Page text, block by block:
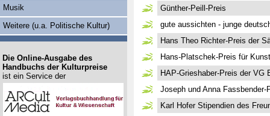
Günther-Peill-Preis
gute aussichten - junge
Hans Theo Richter-Preis der
Hans-Platschek-Preis für
HAP-Grieshaber-Preis der VG
Joseph und Anna Fassbender-
Karl Hofer Stipendien des
Musik
Weitere (u.a. Politische Kultur)
Die Online-Ausgabe des
Handbuchs der Kulturpreise
ist ein Service der